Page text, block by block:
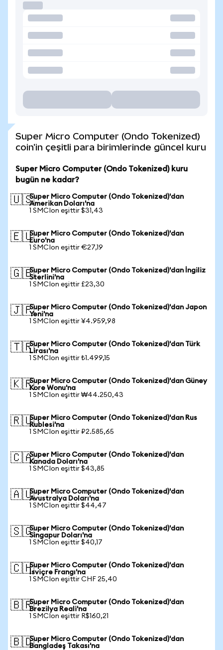
Super Micro Computer (Ondo Tokenized)
coin'in çeşitli para birimlerinde güncel kuru
Super Micro Computer (Ondo Tokenized) kuru
bugün ne kadar?
🇺🇸Super Micro Computer (Ondo Tokenized)'dan
Amerikan Doları'na
1 SMCIon eşittir $31,43
🇪🇺Super Micro Computer (Ondo Tokenized)'dan
Euro'na
1 SMCIon eşittir €27,19
🇬🇧Super Micro Computer (Ondo Tokenized)'dan İngiliz
Sterlini'na
1 SMCIon eşittir £23,30
🇯🇵Super Micro Computer (Ondo Tokenized)'dan Japon
Yeni'na
1 SMCIon eşittir ¥4.959,98
🇹🇷Super Micro Computer (Ondo Tokenized)'dan Türk
Lirası'na
1 SMCIon eşittir ₺1.499,15
🇰🇷Super Micro Computer (Ondo Tokenized)'dan Güney
Kore Wonu'na
1 SMCIon eşittir ₩44.250,43
🇷🇺Super Micro Computer (Ondo Tokenized)'dan Rus
Rublesi'na
1 SMCIon eşittir ₽2.585,65
🇨🇦Super Micro Computer (Ondo Tokenized)'dan
Kanada Doları'na
1 SMCIon eşittir $43,85
🇦🇺Super Micro Computer (Ondo Tokenized)'dan
Avustralya Doları'na
1 SMCIon eşittir $44,47
🇸🇬Super Micro Computer (Ondo Tokenized)'dan
Singapur Doları'na
1 SMCIon eşittir $40,17
🇨🇭Super Micro Computer (Ondo Tokenized)'dan
İsviçre Frangı'na
1 SMCIon eşittir CHF 25,40
🇧🇷Super Micro Computer (Ondo Tokenized)'dan
Brezilya Reali'na
1 SMCIon eşittir R$160,21
🇧🇩Super Micro Computer (Ondo Tokenized)'dan
Bangladeş Takası'na